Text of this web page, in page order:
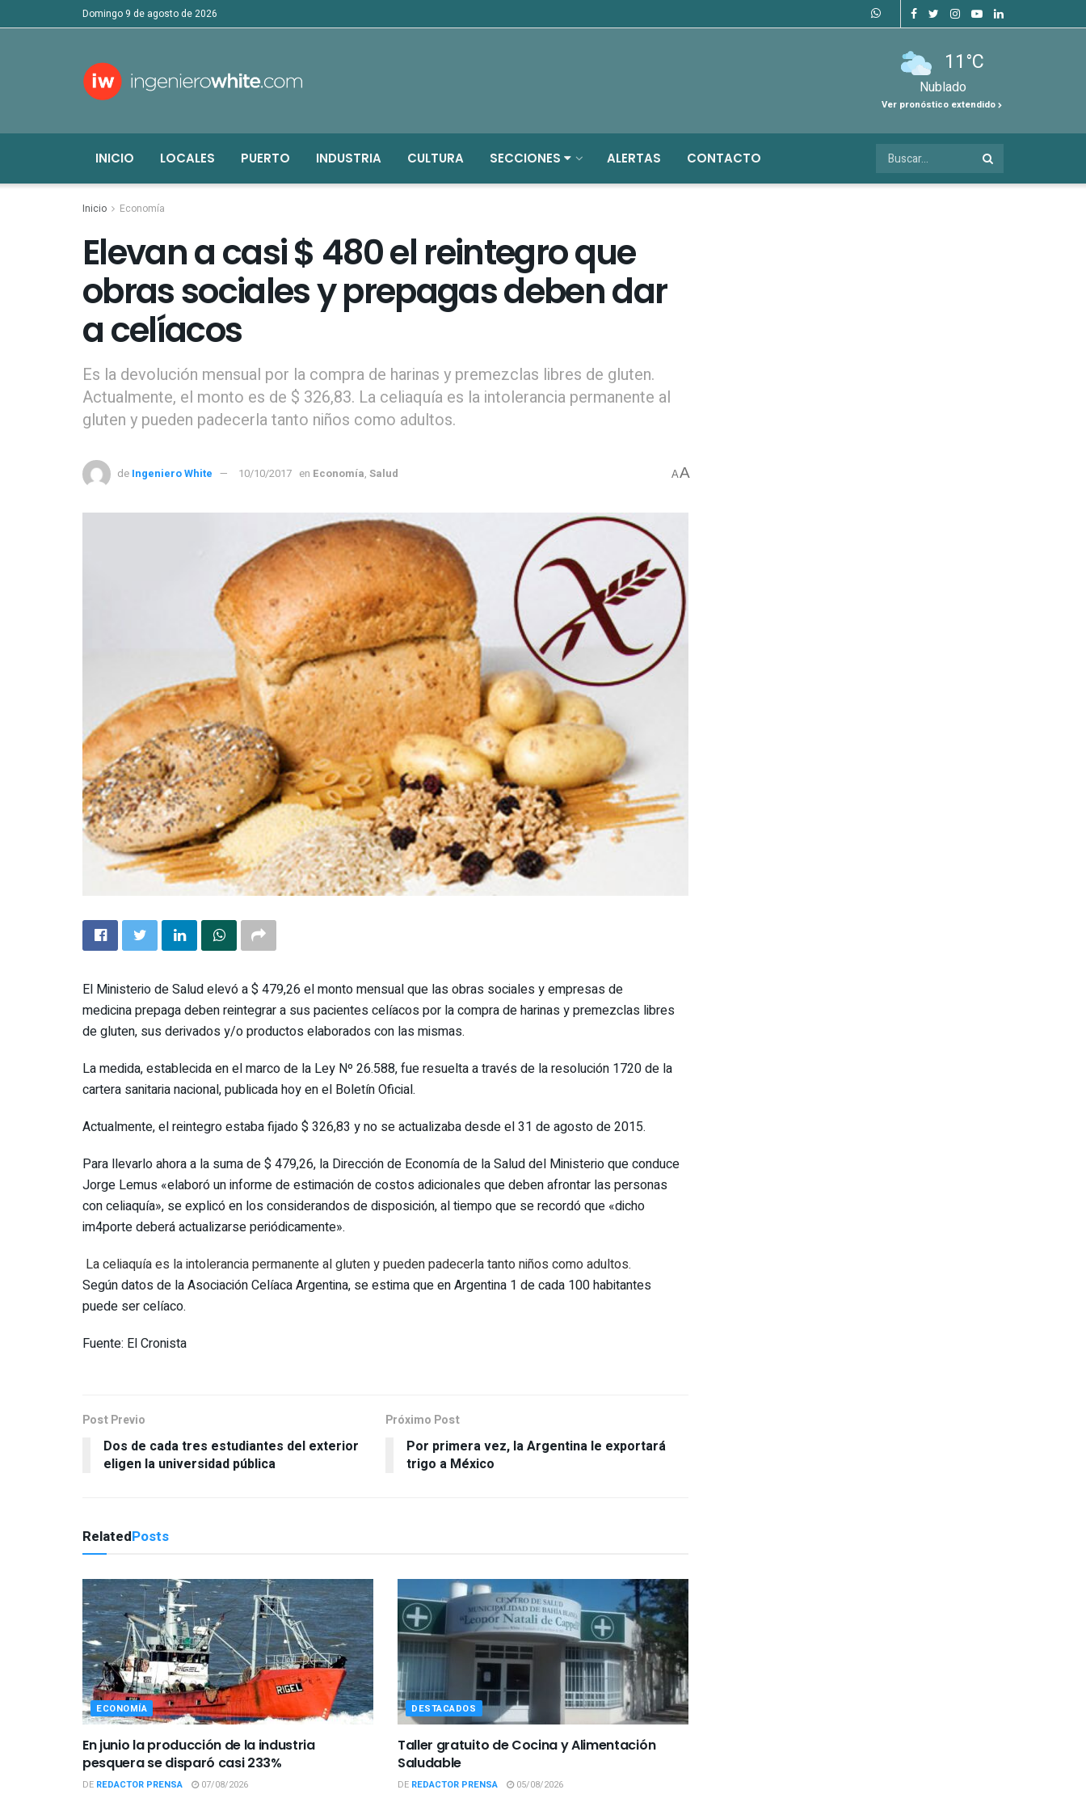
domingo 9 de agosto de 2026
11°C
Nublado
Ver pronóstico extendido
INICIO LOCALES PUERTO INDUSTRIA CULTURA SECCIONES ALERTAS CONTACTO
Inicio Economía
Elevan a casi $ 480 el reintegro que
obras sociales y prepagas deben dar
a celíacos
Es la devolución mensual por la compra de harinas y premezclas libres de gluten.
Actualmente, el monto es de $ 326,83. La celiaquía es la intolerancia permanente al
gluten y pueden padecerla tanto niños como adultos.
de Ingeniero White 10/10/2017 en Economía, Salud AA
El Ministerio de Salud elevó a $ 479,26 el monto mensual que las obras sociales y empresas de
medicina prepaga deben reintegrar a sus pacientes celíacos por la compra de harinas y premezclas libres
de gluten, sus derivados y/o productos elaborados con las mismas.
La medida, establecida en el marco de la Ley Nº 26.588, fue resuelta a través de la resolución 1720 de la
cartera sanitaria nacional, publicada hoy en el Boletín Oficial.
Actualmente,el reintegro estaba fijado $ 326,83 y no se actualizaba desde el 31 de agosto de 2015.
Para llevarlo ahora a la suma de $ 479,26, la Dirección de Economía de la Salud del Ministerio que conduce
Jorge Lemus «elaboró un informe de estimación de costos adicionales que deben afrontar las personas
con celiaquía», se explicó en los considerandos de disposición, al tiempo que se recordó que «dicho
im4porte deberá actualizarse periódicamente».
La celiaquía es la intolerancia permanente al gluten y pueden padecerla tanto niños como adultos.
Según datos de la Asociación Celíaca Argentina, se estima que en Argentina 1 de cada 100 habitantes
puede ser celíaco.
Fuente: El Cronista
Post Previo
Dos de cada tres estudiantes del exterior
eligen la universidad pública
Próximo Post
Por primera vez, la Argentina le exportará
trigo a México
RelatedPosts
ECONOMÍA
En junio la producción de la industria
pesquera se disparó casi 233%
DE REDACTOR PRENSA 07/08/2026
DESTACADOS
Taller gratuito de Cocina y Alimentación
Saludable
DE REDACTOR PRENSA 05/08/2026